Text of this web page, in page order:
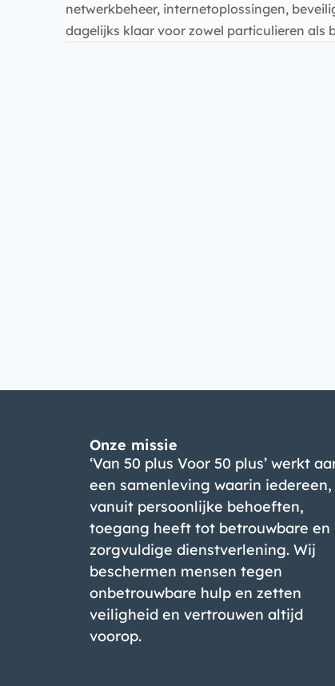
netwerkbeheer, internetoplossingen,
dagelijks klaar voor zowel particulieren als
Onze missie
‘Van 50 plus Voor 50 plus’ werkt
een samenleving waarin iedereen,
vanuit persoonlijke behoeften,
toegang heeft tot betrouwbare en
zorgvuldige dienstverlening. Wij
beschermen mensen tegen
onbetrouwbare hulp en zetten
veiligheid en vertrouwen altijd
voorop.